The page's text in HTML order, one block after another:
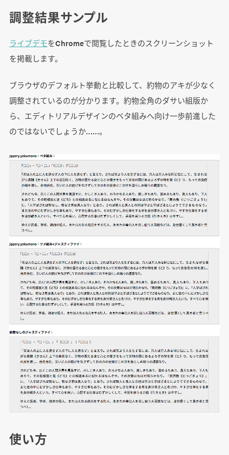
調整結果サンプル
ライブデモをChromeで閲覧したときのスクリーンショット
を掲載します。
ブラウザのデフォルト挙動と比較して、約物のアキが少なく
調整されているのが分かります。約物全角のダサい組版か
ら、エディトリアルデザインのベタ組みへ向け一歩前進した
のではないでしょうか……。
使い方